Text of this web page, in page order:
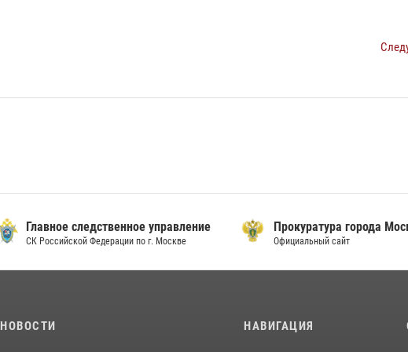
Главное следственное управление
СК Российской Федерации по г. Москве
Прокуратура города
Официальный сайт
НОВОСТИ НАВИГАЦИЯ